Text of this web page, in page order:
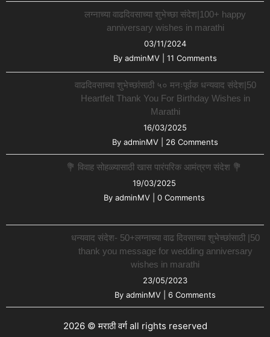
लग्नाच्या वाढदिवसाच्या शुभेच्छा संदेश|100+ happy
anniversary wishes in marathi
03/11/2024
By adminMV 11 Comments
वाढदिवसाच्या शुभेच्छांसाठी ५० मनःपूर्वक धन्यवाद संदेश|50
Heartfelt Thank You For Birthday Wishes in
Marathi
16/03/2025
By adminMV 26 Comments
💐 विवाह सोहळ्यासाठी खास पारंपरिक आमंत्रण संदेश 💐
19/03/2025
By adminMV| 0 Comments
धन्यवाद संदेश- 50+लग्नाच्या वाढ दिवसाच्या शुभेच्छांसाठी |50
thank you message for wedding anniversary
wishes in marathi
23/05/2023
By adminMV 6 Comments
2026 © मराठी वर्ग all rights reserved